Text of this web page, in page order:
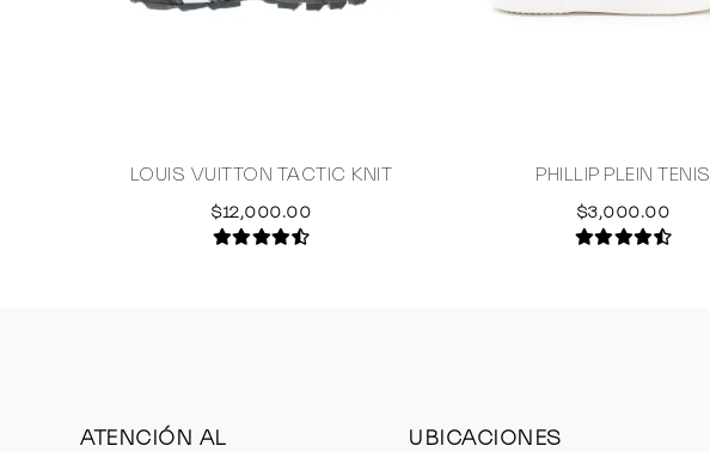
LOUIS VUITTON TACTIC KNIT
$12,000.00
PHILLIP PLEIN TENIS
$3,000.00
ATENCIÓN AL
UBICACIONES